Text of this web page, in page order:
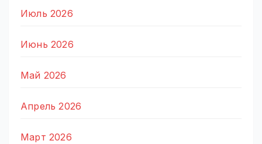
Июль 2026
Июнь 2026
Май 2026
Апрель 2026
Март 2026